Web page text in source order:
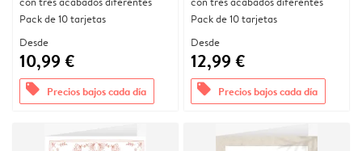
Pack de 10 tarjetas
Desde
10,99 €
offers Precios bajos cada día
Pack de 10 tarjetas
Desde
12,99 €
offers Precios bajos cada día